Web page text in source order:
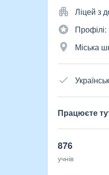
Ліцей з
Профілі:
Міська
Працюєте
876
учнів